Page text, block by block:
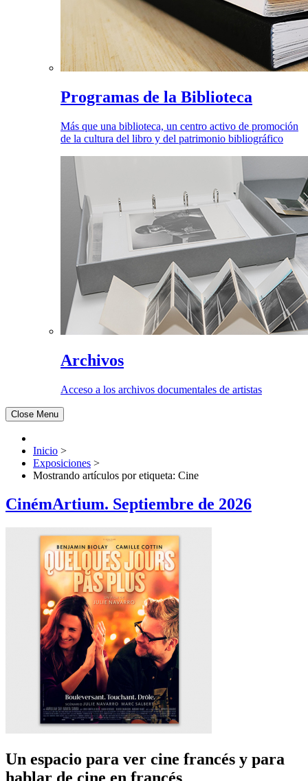
Programas de la Biblioteca
Más que una biblioteca, un centro activo de promoción
de la cultura del libro y del patrimonio bibliográfico
Archivos
Acceso a los archivos documentales de artistas
Close Menu
Inicio >
Exposiciones >
Mostrando artículos por etiqueta: Cine
CinémArtium. Septiembre de 2026
Un espacio para ver cine francés y para